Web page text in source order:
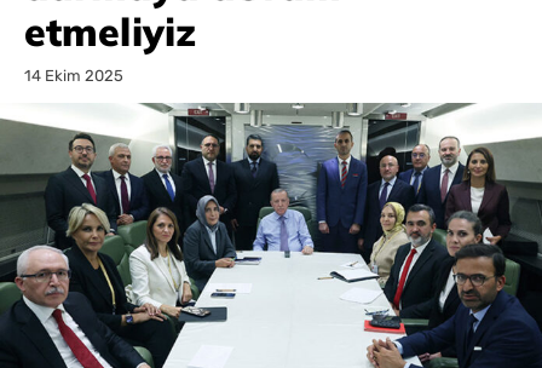
etmeliyiz
14 Ekim 2025